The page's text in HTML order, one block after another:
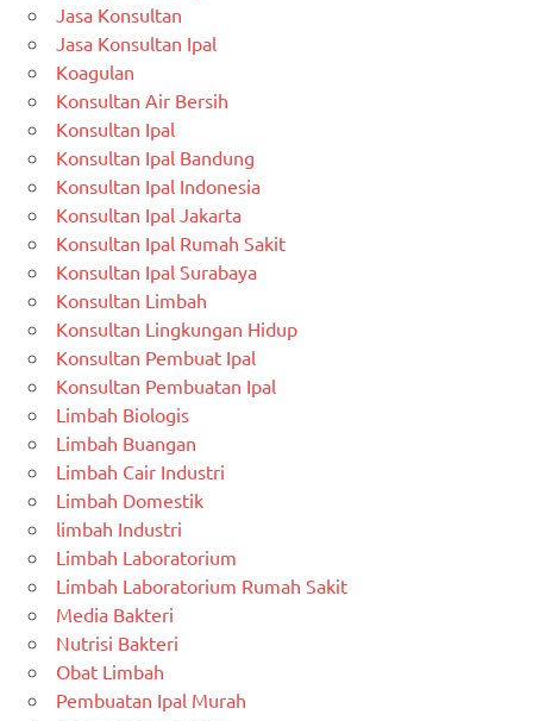
Jasa Konsultan
Jasa Konsultan Ipal
Koagulan
Konsultan Air Bersih
Konsultan Ipal
Konsultan Ipal Bandung
Konsultan Ipal Indonesia
Konsultan Ipal Jakarta
Konsultan Ipal Rumah Sakit
Konsultan Ipal Surabaya
Konsultan Limbah
Konsultan Lingkungan Hidup
Konsultan Pembuat Ipal
Konsultan Pembuatan Ipal
Limbah Biologis
Limbah Buangan
Limbah Cair Industri
Limbah Domestik
limbah Industri
Limbah Laboratorium
Limbah Laboratorium Rumah Sakit
Media Bakteri
Nutrisi Bakteri
Obat Limbah
Pembuatan Ipal Murah